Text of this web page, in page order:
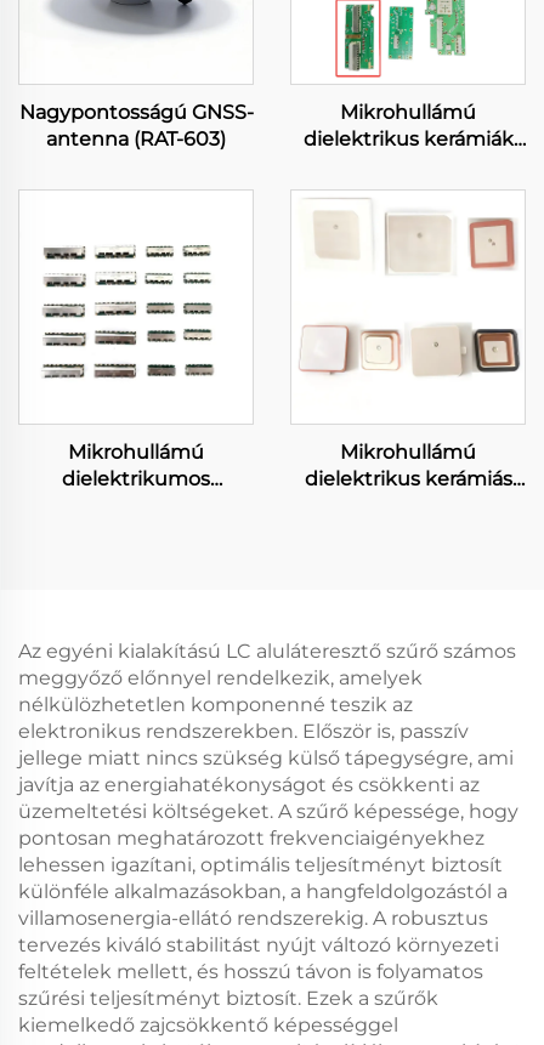
Nagypontosságú GNSS-
antenna (RAT-603)
Mikrohullámú
dielektrikus kerámiák
Mikrohullámú
dielektrikumos
Mikrohullámú
dielektrikus kerámiás
Az egyéni kialakítású LC aluláteresztő szűrő számos
meggyőző előnnyel rendelkezik, amelyek
nélkülözhetetlen komponenné teszik az
elektronikus rendszerekben. Először is, passzív
jellege miatt nincs szükség külső tápegységre, ami
javítja az energiahatékonyságot és csökkenti az
üzemeltetési költségeket. A szűrő képessége, hogy
pontosan meghatározott frekvenciaigényekhez
lehessen igazítani, optimális teljesítményt biztosít
különféle alkalmazásokban, a hangfeldolgozástól a
villamosenergia-ellátó rendszerekig. A robusztus
tervezés kiváló stabilitást nyújt változó környezeti
feltételek mellett, és hosszú távon is folyamatos
szűrési teljesítményt biztosít. Ezek a szűrők
kiemelkedő zajcsökkentő képességgel